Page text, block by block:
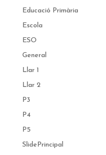
Educació Primària
Escola
ESO
General
Llar 1
Llar 2
P3
P4
P5
SlidePrincipal